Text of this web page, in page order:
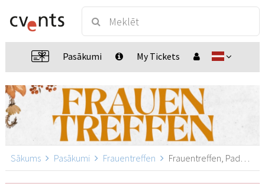
Pasākumi My Tickets
Sākums Pasākumi Frauentreffen Frauentreffen, Paderborn